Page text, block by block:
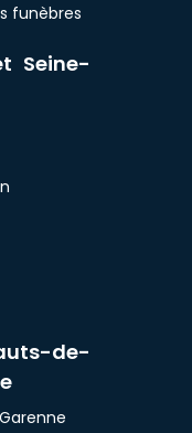
funèbres
Seine-
de-